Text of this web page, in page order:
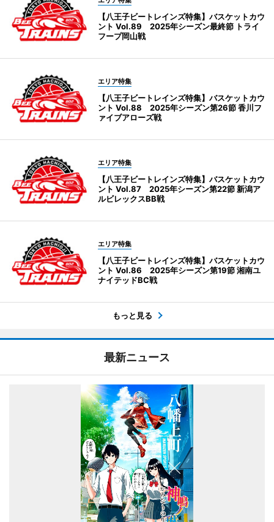
【八王子ビートレインズ特集】バスケットカウ
ント Vol.89 2025年シーズン最終節 トライ
フープ岡山戦
エリア特集
【八王子ビートレインズ特集】バスケットカウ
ント Vol.88 2025年シーズン第26節 香川フ
ァイブアローズ戦
エリア特集
【八王子ビートレインズ特集】バスケットカウ
ント Vol.87 2025年シーズン第22節 新潟ア
ルビレックスBB戦
エリア特集
【八王子ビートレインズ特集】バスケットカウ
ント Vol.86 2025年シーズン第19節 湘南ユ
ナイテッドBC戦
もっと見る
最新ニュース